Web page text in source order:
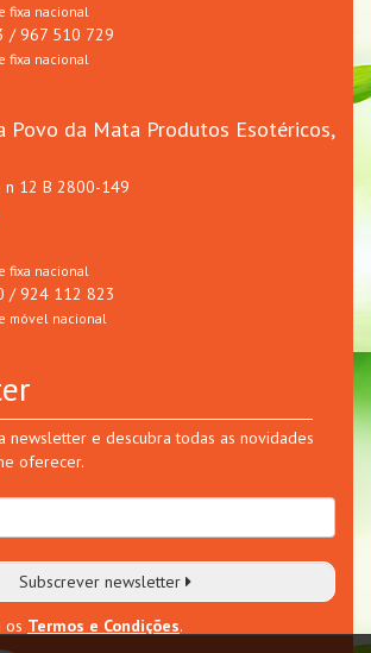
fixa nacional
/ 967 510 729
fixa nacional
Povo da Mata Produtos Esotéricos,
n 12 B 2800-149
fixa nacional
/ 924 112 823
móvel nacional
newsletter e descubra todas as novidades
oferecer.
Subscrever newsletter
os Termos e Condições.